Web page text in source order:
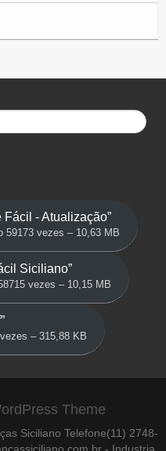
- Atualização”
59173 vezes – 10,63 MB
Siciliano”
vezes – 10,15 MB
– 315,88 KB
Theme
Siciliano Telefone(11) 2748-
- Industria,